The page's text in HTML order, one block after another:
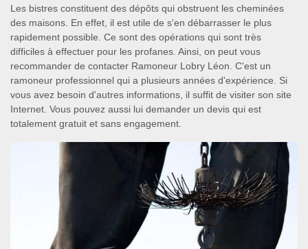
Les bistres constituent des dépôts qui obstruent les cheminées
des maisons. En effet, il est utile de s'en débarrasser le plus
rapidement possible. Ce sont des opérations qui sont très
difficiles à effectuer pour les profanes. Ainsi, on peut vous
recommander de contacter Ramoneur Lobry Léon. C'est un
ramoneur professionnel qui a plusieurs années d'expérience. Si
vous avez besoin d'autres informations, il suffit de visiter son site
Internet. Vous pouvez aussi lui demander un devis qui est
totalement gratuit et sans engagement.